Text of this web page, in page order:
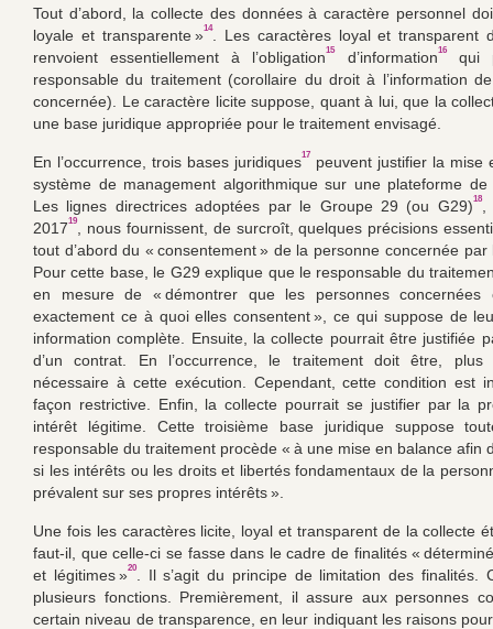
Tout d’abord, la collecte des données à caractère personnel
loyale et transparente »14. Les caractères loyal et transparent
renvoient essentiellement à l’obligation15d’information16qui
responsable du traitement (corollaire du droit à l’information
concernée). Le caractère licite suppose, quant à lui, que la
une base juridique appropriée pour le traitement envisagé.
En l’occurrence, trois bases juridiques17
peuvent justifier la mise
système de management algorithmique sur une plateforme de
Les lignes directrices adoptées par le Groupe 29 (ou G29)18,
201719
, nous fournissent, de surcroît, quelques précisions
tout d’abord du « consentement » de la personne concernée
Pour cette base, le G29 explique que le responsable du
en mesure de « démontrer que les personnes concernées
exactement ce à quoi elles consentent », ce qui suppose de
information complète. Ensuite, la collecte pourrait être justifiée
d’un contrat. En l’occurrence, le traitement doit être, plus
nécessaire à cette exécution. Cependant, cette condition est
façon restrictive. Enfin, la collecte pourrait se justifier par la
intérêt légitime. Cette troisième base juridique suppose
responsable du traitement procède « à une mise en balance afin
si les intérêts ou les droits et libertés fondamentaux de la
prévalent sur ses propres intérêts ».
Une fois les caractères licite, loyal et transparent de la collecte
faut-il, que celle-ci se fasse dans le cadre de finalités «
et légitimes »20. Il s’agit du principe de limitation des finalités.
plusieurs fonctions. Premièrement, il assure aux personnes
certain niveau de transparence, en leur indiquant les raisons